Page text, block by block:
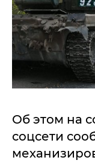
Об этом на
соцсети